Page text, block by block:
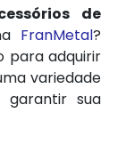
de
FranMetal?
para adquirir
variedade
garantir sua